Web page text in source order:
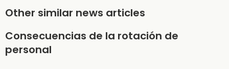
Other similar news articles
Consecuencias de la rotación de
personal